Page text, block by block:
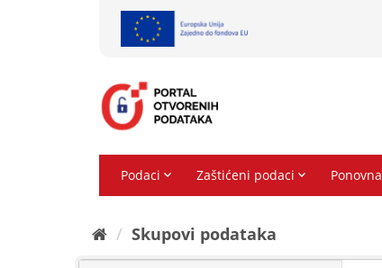
Skupovi podаtаkа